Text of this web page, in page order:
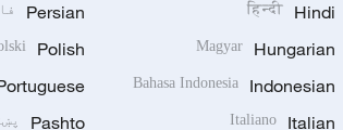
Hindi
हिन्दी
Hungarian
Magyar
Indonesian
Bahasa Indonesia
Italian
Italiano
Persian
Polish
Pashto